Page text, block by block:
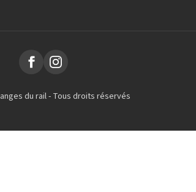
du rail - Tous droits réservés